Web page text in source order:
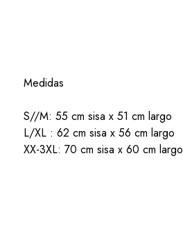
Medidas
S//M: 55 cm sisa x 51 cm largo
L/XL : 62 cm sisa x 56 cm largo
XX-3XL: 70 cm sisa x 60 cm largo